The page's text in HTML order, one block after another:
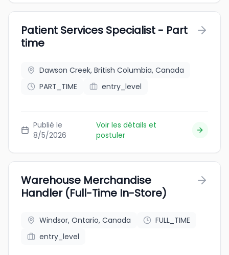
Patient Services Specialist - Part
time
Dawson Creek, British Columbia, Canada
PART_TIME
entry_level
Publié le
8/5/2026
Voir les détails et
postuler
Warehouse Merchandise
Handler (Full-Time In-Store)
Windsor, Ontario, Canada
FULL_TIME
entry_level